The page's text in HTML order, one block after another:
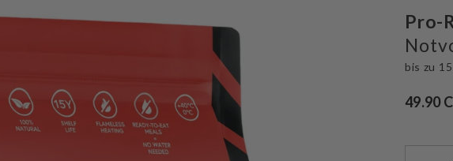
Pro-
bis zu
49.90